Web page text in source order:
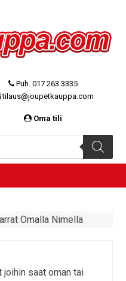
Puh. 017 263 3335
tilaus@joupetkauppa.com
Oma tili
Omalla Nimellä
saat oman tai